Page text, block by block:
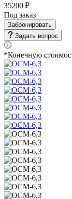
35200 ₽
Под заказ
Забронировать
Задать вопрос
*Конечную